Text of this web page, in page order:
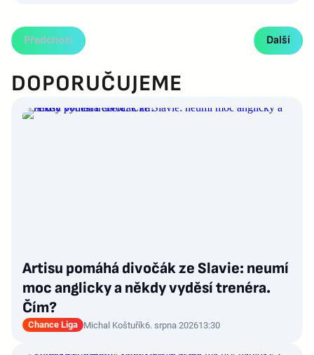
Předchozí Další
DOPORUČUJEME
Artisu pomáhá divočák ze Slavie: neumí
moc anglicky a někdy vyděsí trenéra.
Čím?
Chance Liga Michal Koštuřík6. srpna 202613:30